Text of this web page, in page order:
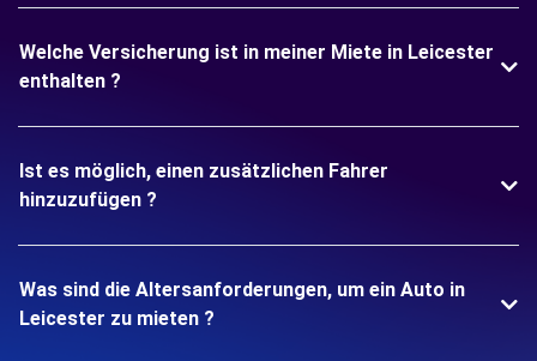
Welche Versicherung ist in meiner Miete in Leicester
enthalten ?
Ist es möglich, einen zusätzlichen Fahrer
hinzuzufügen ?
Was sind die Altersanforderungen, um ein Auto in
Leicester zu mieten ?